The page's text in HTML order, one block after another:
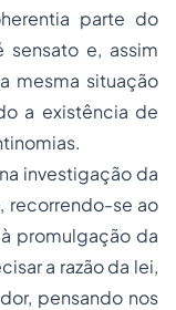
parte do
e, assim
mesma situação
a existência de
investigação da
recorrendo-se ao
promulgação da
a razão da lei,
pensando nos